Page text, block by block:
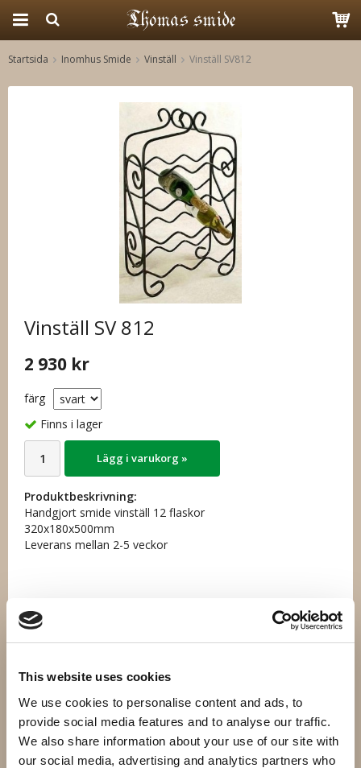
This website uses cookies
We use cookies to personalise content and ads, to
provide social media features and to analyse our traffic.
We also share information about your use of our site with
our social media, advertising and analytics partners who
Startsida Inomhus Smide Vinställ Vinställ SV812
Vinställ SV 812
2 930 kr
färg
Finns i lager
Lägg i varukorg »
Produktbeskrivning:
Handgjort smide vinställ 12 flaskor
320x180x500mm
Leverans mellan 2-5 veckor
Artikelnummer:
SV812-2
Högerklicka och kopiera adressen
Andra har även köpt